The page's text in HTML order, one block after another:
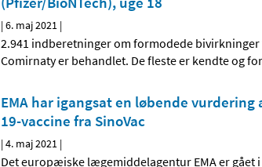
|6. maj 2021 |
2.941 indberetninger om formodede bivirkninger
Comirnaty er behandlet. De fleste er kendte og
EMA har igangsat en løbende vurdering
19-vaccine fra SinoVac
|4. maj 2021 |
Det europæiske lægemiddelagentur EMA er gået i